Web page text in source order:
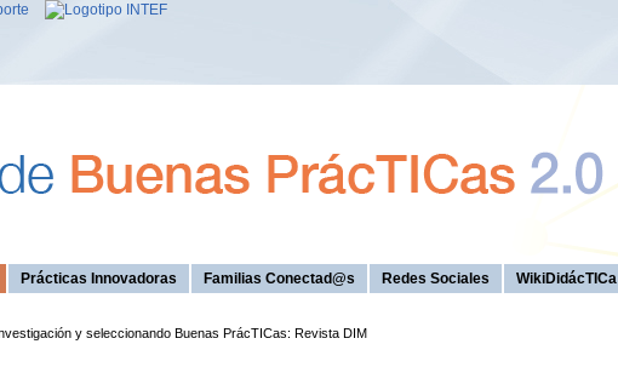
Prácticas Innovadoras Familias Conectad@s Redes Sociales WikiDidácTICa
y seleccionando Buenas PrácTICas: Revista DIM